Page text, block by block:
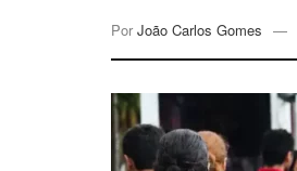
Por João Carlos Gomes